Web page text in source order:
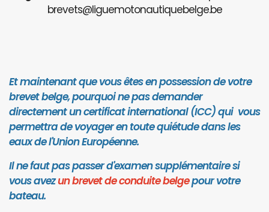
brevets@liguemotonautiquebelge.be
Et maintenant que vous êtes en possession de votre
brevet belge, pourquoi ne pas demander
directement un certificat international (ICC) qui vous
permettra de voyager en toute quiétude dans les
eaux de l'Union Européenne.
Il ne faut pas passer d'examen supplémentaire si
vous avezun brevet de conduite belgepour votre
bateau.